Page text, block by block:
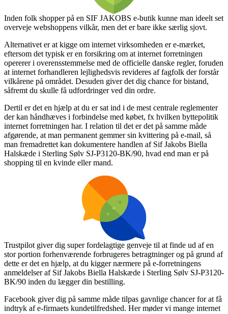
Inden folk shopper på en SIF JAKOBS e-butik kunne man ideelt set
overveje webshoppens vilkår, men det er bare ikke særlig sjovt.
Alternativet er at kigge om internet virksomheden er e-mærket,
eftersom det typisk er en forsikring om at internet forretningen
opererer i overensstemmelse med de officielle danske regler, foruden
at internet forhandleren lejlighedsvis revideres af fagfolk der forstår
vilkårene på området. Desuden giver det dig chance for bistand,
såfremt du skulle få udfordringer ved din ordre.
Dertil er det en hjælp at du er sat ind i de mest centrale reglementer
der kan håndhæves i forbindelse med købet, fx hvilken byttepolitik
internet forretningen har. I relation til det er det på samme måde
afgørende, at man permanent gemmer sin kvittering på e-mail, så
man fremadrettet kan dokumentere handlen af Sif Jakobs Biella
Halskæde i Sterling Sølv SJ-P3120-BK/90, hvad end man er på
shopping til en kvinde eller mand.
Trustpilot giver dig super fordelagtige genveje til at finde ud af en
stor portion forhenværende forbrugeres betragtninger og på grund af
dette er det en hjælp, at du kigger nærmere på e-forretningens
anmeldelser af Sif Jakobs Biella Halskæde i Sterling Sølv SJ-P3120-
BK/90 inden du lægger din bestilling.
Facebook giver dig på samme måde tilpas gavnlige chancer for at få
indtryk af e-firmaets kundetilfredshed. Her møder vi mange internet